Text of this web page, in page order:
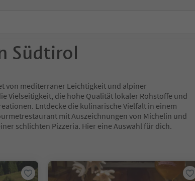
Südtirol
von mediterraner Leichtigkeit und alpiner
Vielseitigkeit, die hohe Qualität lokaler Rohstoffe und
Entdecke die kulinarische Vielfalt in einem
mit Auszeichnungen von Michelin und
schlichten Pizzeria. Hier eine Auswahl für dich.